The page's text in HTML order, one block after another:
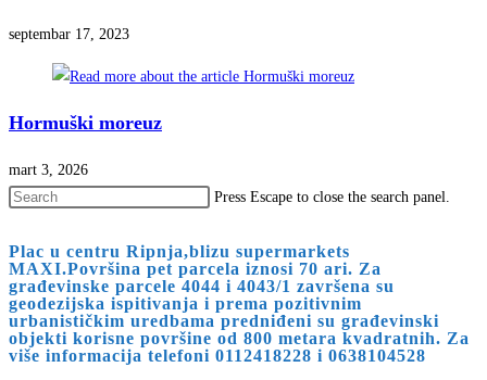
septembar 17, 2023
Hormuški moreuz
mart 3, 2026
Press Escape to close the search panel.
Plac u centru Ripnja,blizu supermarkets
MAXI.Površina pet parcela iznosi 70 ari. Za
građevinske parcele 4044 i 4043/1 završena su
geodezijska ispitivanja i prema pozitivnim
urbanističkim uredbama predniđeni su građevinski
objekti korisne površine od 800 metara kvadratnih. Za
više informacija telefoni 0112418228 i 0638104528